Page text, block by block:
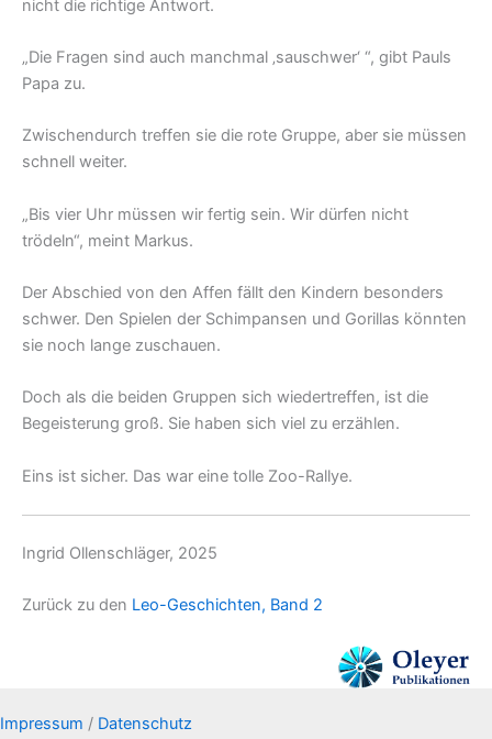
nicht die richtige Antwort.
„Die Fragen sind auch manchmal ‚sauschwer‘ “, gibt Pauls
Papa zu.
Zwischendurch treffen sie die rote Gruppe, aber sie müssen
schnell weiter.
„Bis vier Uhr müssen wir fertig sein. Wir dürfen nicht
trödeln“, meint Markus.
Der Abschied von den Affen fällt den Kindern besonders
schwer. Den Spielen der Schimpansen und Gorillas könnten
sie noch lange zuschauen.
Doch als die beiden Gruppen sich wiedertreffen, ist die
Begeisterung groß. Sie haben sich viel zu erzählen.
Eins ist sicher. Das war eine tolle Zoo-Rallye.
Ingrid Ollenschläger, 2025
Zurück zu den Leo-Geschichten, Band 2
Impressum / Datenschutz